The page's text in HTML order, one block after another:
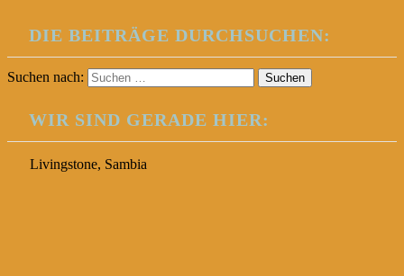
DIE BEITRÄGE DURCHSUCHEN:
Suchen nach:
WIR SIND GERADE HIER:
Livingstone, Sambia